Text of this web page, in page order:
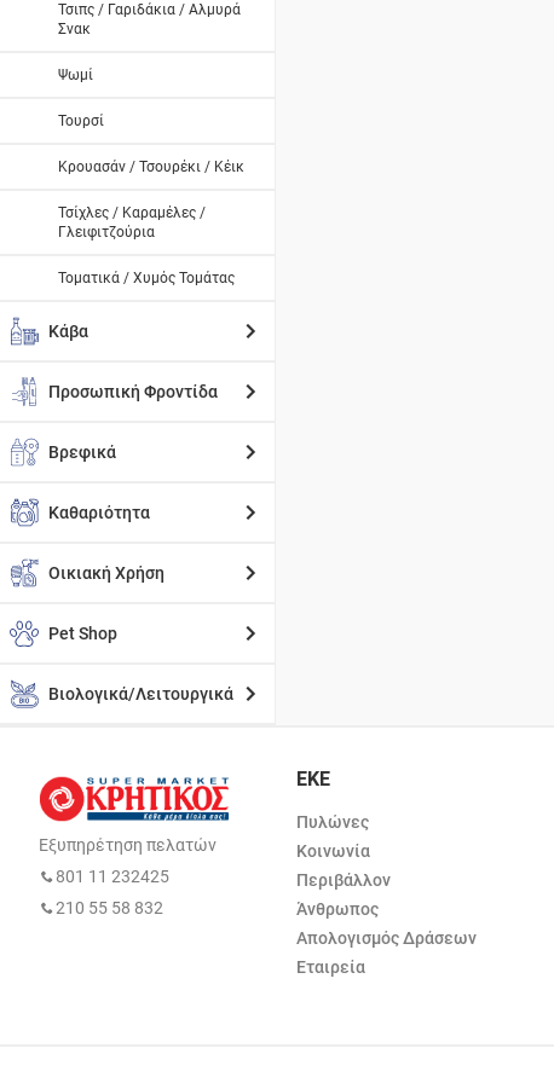
Τσιπς / Γαριδάκια / Αλμυρά
Σνακ
Ψωμί
Τουρσί
Κρουασάν / Τσουρέκι / Κέικ
Τσίχλες / Καραμέλες /
Γλειφιτζούρια
Τοματικά / Χυμός Τομάτας
Κάβα
Προσωπική Φροντίδα
Βρεφικά
Καθαριότητα
Οικιακή Χρήση
Pet Shop
Βιολογικά/Λειτουργικά
Εξυπηρέτηση πελατών
801 11 232425
210 55 58 832
ΕΚΕ
Πυλώνες
Κοινωνία
Περιβάλλον
Άνθρωπος
Απολογισμός Δράσεων
Εταιρεία